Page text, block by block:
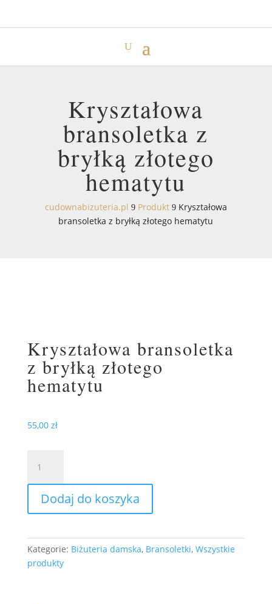
Kryształowa
bransoletka z
bryłką złotego
hematytu
cudownabizuteria.pl 9 Produkt 9 Kryształowa
bransoletka z bryłką złotego hematytu
Kryształowa bransoletka
z bryłką złotego
hematytu
55,00 zł
Kryształowa
bransoletka
bryłką
hematytu
Dodaj do koszyka
Kategorie: Biżuteria damska, Bransoletki, Wszystkie
produkty